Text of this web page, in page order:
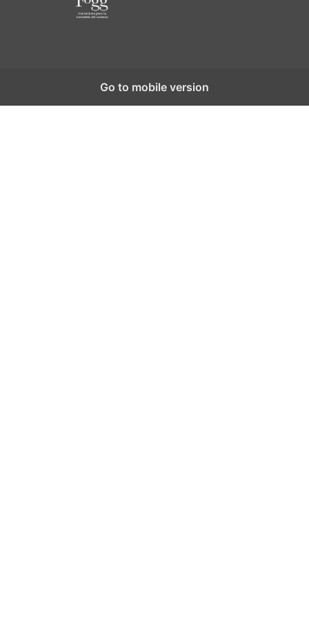
Go to mobile version